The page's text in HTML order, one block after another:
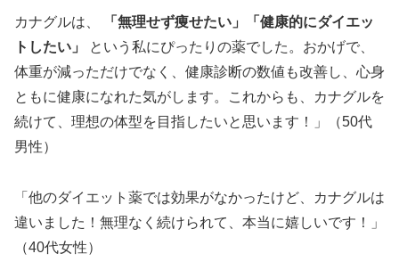
カナグルは、
「無理せず痩せたい」「健康的にダイエッ
トしたい」
という私にぴったりの薬でした。おかげで、
体重が減っただけでなく、健康診断の数値も改善し、心身
ともに健康になれた気がします。これからも、カナグルを
続けて、理想の体型を目指したいと思います！」（50代
男性）
「他のダイエット薬では効果がなかったけど、カナグルは
違いました！無理なく続けられて、本当に嬉しいです！」
（40代女性）